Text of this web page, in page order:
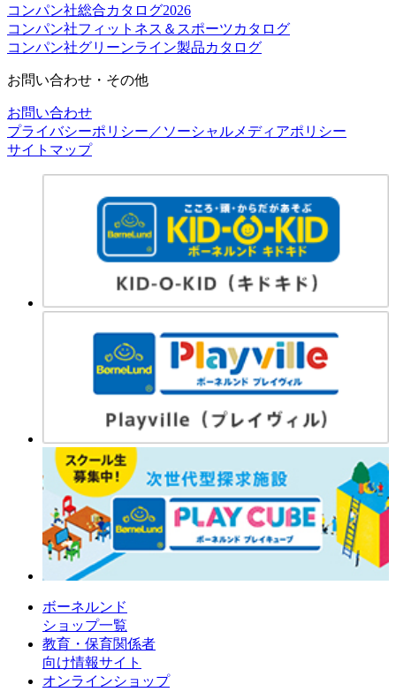
コンパン社総合カタログ2026
コンパン社フィットネス＆スポーツカタログ
コンパン社グリーンライン製品カタログ
お問い合わせ・その他
お問い合わせ
プライバシーポリシー／ソーシャルメディアポリシー
サイトマップ
ボーネルンド
ショップ一覧
教育・保育関係者
向け情報サイト
オンラインショップ